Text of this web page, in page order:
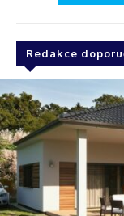
Redakce